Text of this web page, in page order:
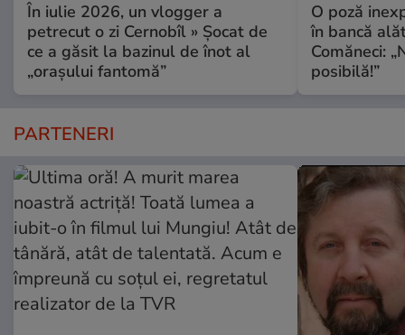
În iulie 2026, un vlogger a
petrecut o zi Cernobîl » Șocat de
ce a găsit la bazinul de înot al
„orașului fantomă”
O poză
în bancă
Comăneci:
posibilă!”
PARTENERI